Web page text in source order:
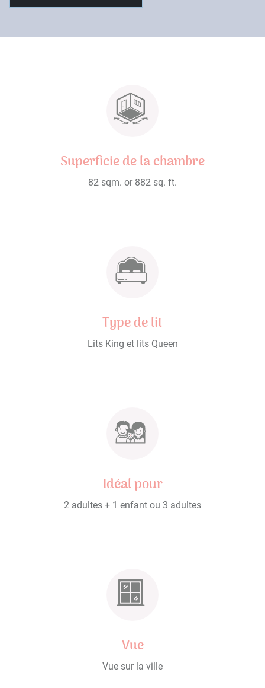
Superficie de la chambre
82 sqm. or 882 sq. ft.
Type de lit
Lits King et lits Queen
Idéal pour
2 adultes + 1 enfant ou 3 adultes
Vue
Vue sur la ville